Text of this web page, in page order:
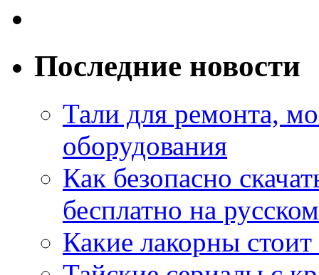
Последние новости
Тали для ремонта,
оборудования
Как безопасно
бесплатно на
Какие лакорны